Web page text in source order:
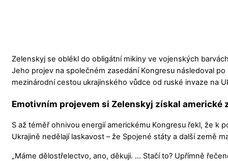
Zelenskyj se oblékl do obligátní mikiny ve vojenských
Jeho projev na společném zasedání Kongresu následoval
mezinárodní cestou ukrajinského vůdce od ruské invaze na
Emotivním projevem si Zelenskyj získal americké
S až téměř ohnivou energií americkému Kongresu řekl, že k
Ukrajině nedělají laskavost – že Spojené státy a další země
„Máme dělostřelectvo, ano, děkuji. … Stačí to? Upřímně